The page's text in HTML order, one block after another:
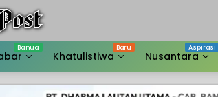
Khatulistiwa Nusantara